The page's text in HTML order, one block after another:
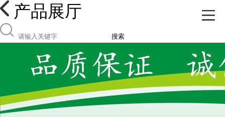
产品展厅
搜索